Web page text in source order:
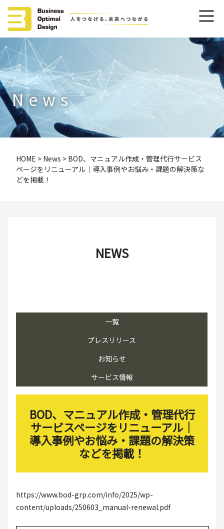
News
HOME > News > BOD、マニュアル作成・管理代行サービス
ページをリニューアル│導入事例やお悩み・課題の解決策な
どを掲載！
NEWS
一覧
プレスリリース
お知らせ
サービス情報
BOD、マニュアル作成・管理代行
サービスページをリニューアル│
導入事例やお悩み・課題の解決策
などを掲載！
https://www.bod-grp.com/info/2025/wp-
content/uploads/250603_manual-renewal.pdf